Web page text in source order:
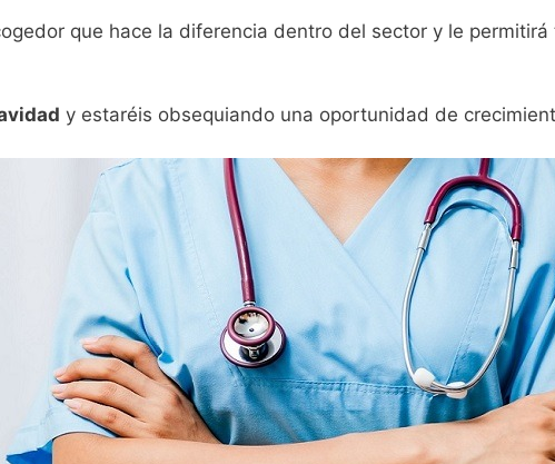
que hace la diferencia dentro del sector y le
y estaréis obsequiando una oportunidad de